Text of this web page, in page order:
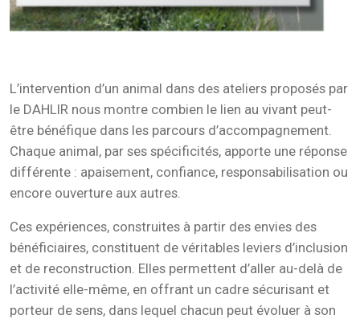
L’intervention d’un animal dans des ateliers proposés par
le DAHLIR nous montre combien le lien au vivant peut-
être bénéfique dans les parcours d’accompagnement.
Chaque animal, par ses spécificités, apporte une réponse
différente : apaisement, confiance, responsabilisation ou
encore ouverture aux autres.
Ces expériences, construites à partir des envies des
bénéficiaires, constituent de véritables leviers d’inclusion
et de reconstruction. Elles permettent d’aller au-delà de
l’activité elle-même, en offrant un cadre sécurisant et
porteur de sens, dans lequel chacun peut évoluer à son